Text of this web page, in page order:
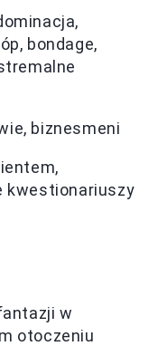
bondage,
biznesmeni
kwestionariuszy
w
otoczeniu